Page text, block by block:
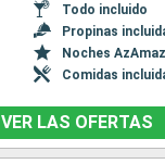
Todo incluido
Propinas
Noches
Comidas
VER LAS OFERTAS